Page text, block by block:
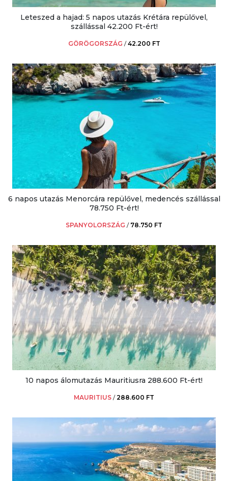
Leteszed a hajad: 5 napos utazás Krétára repülővel,
szállással 42.200 Ft-ért!
GÖRÖGORSZÁG /42.200 FT
6 napos utazás Menorcára repülővel, medencés szállással
78.750 Ft-ért!
SPANYOLORSZÁG / 78.750 FT
10 napos álomutazás Mauritiusra 288.600 Ft-ért!
MAURITIUS /288.600 FT